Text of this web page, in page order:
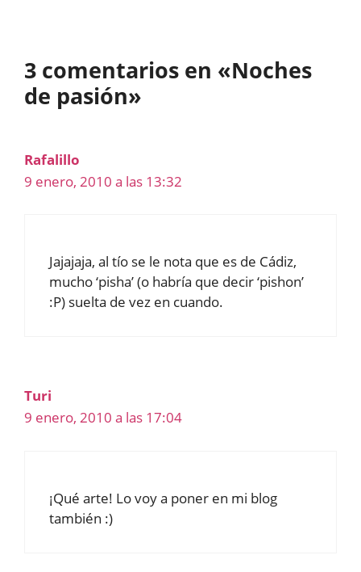
3 comentarios en «Noches
de pasión»
Rafalillo
9 enero, 2010 a las 13:32
Jajajaja, al tío se le nota que es de Cádiz,
mucho ‘pisha’ (o habría que decir ‘pishon’
:P) suelta de vez en cuando.
Turi
9 enero, 2010 a las 17:04
¡Qué arte! Lo voy a poner en mi blog
también :)